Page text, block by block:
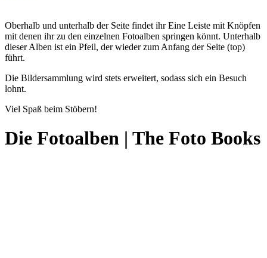
Oberhalb und unterhalb der Seite findet ihr Eine Leiste mit Knöpfen
mit denen ihr zu den einzelnen Fotoalben springen könnt. Unterhalb
dieser Alben ist ein Pfeil, der wieder zum Anfang der Seite (top)
führt.
Die Bildersammlung wird stets erweitert, sodass sich ein Besuch
lohnt.
Viel Spaß beim Stöbern!
Die Fotoalben | The Foto Books